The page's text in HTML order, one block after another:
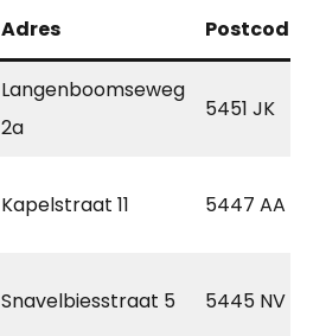
Adres Postcode
Langenboomseweg
2a
5451 JK
Kapelstraat 11 5447 AA
Snavelbiesstraat 5 5445 NV